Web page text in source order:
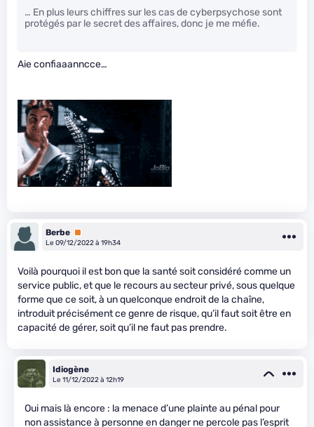
… En plus leurs chiffres sur les cas de cyberpsychose sont
protégés par le secret des affaires, donc je me méfie.
Aie confiaaanncce…
Berbe Premium
Le 09/12/2022 à 19h34
Voilà pourquoi il est bon que la santé soit considéré comme un
service public, et que le recours au secteur privé, sous quelque
forme que ce soit, à un quelconque endroit de la chaîne,
introduit précisément ce genre de risque, qu’il faut soit être en
capacité de gérer, soit qu’il ne faut pas prendre.
Idiogène
Le 11/12/2022 à 12h19
Oui mais là encore : la menace d’une plainte au pénal pour
non assistance à personne en danger ne percole pas l’esprit